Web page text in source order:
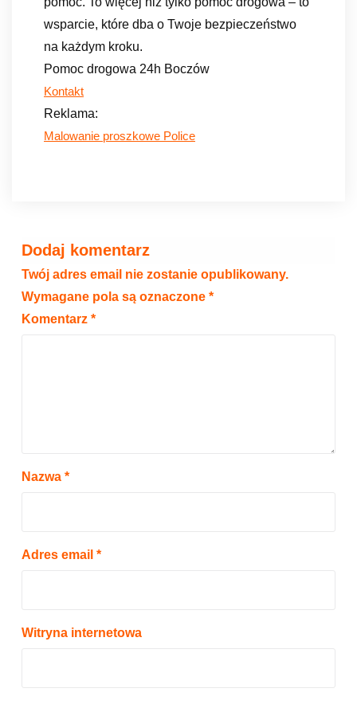
wsparcie, które dba o Twoje bezpieczeństwo
na każdym kroku.
Pomoc drogowa 24h Boczów
Kontakt
Reklama:
Malowanie proszkowe Police
Dodaj komentarz
Twój adres email nie zostanie opublikowany.
Wymagane pola są oznaczone *
Komentarz *
Nazwa *
Adres email *
Witryna internetowa